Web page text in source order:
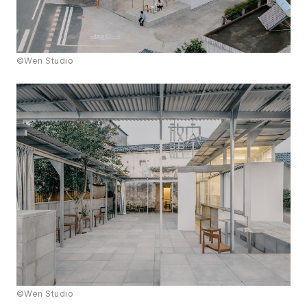
©Wen Studio
©Wen Studio